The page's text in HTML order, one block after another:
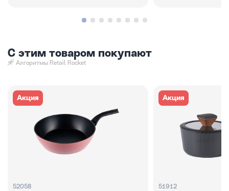
С этим товаром покупают
Алгоритмы Retail Rocket
Акция
52058
Акция
51912